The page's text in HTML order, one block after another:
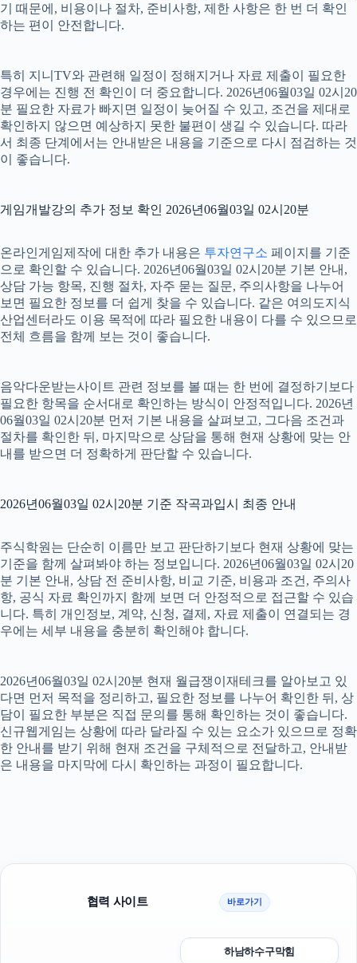
기 때문에, 비용이나 절차, 준비사항, 제한 사항은 한 번 더 확인
하는 편이 안전합니다.
특히 지니TV와 관련해 일정이 정해지거나 자료 제출이 필요한
경우에는 진행 전 확인이 더 중요합니다. 2026년06월03일 02시20
분 필요한 자료가 빠지면 일정이 늦어질 수 있고, 조건을 제대로
확인하지 않으면 예상하지 못한 불편이 생길 수 있습니다. 따라
서 최종 단계에서는 안내받은 내용을 기준으로 다시 점검하는 것
이 좋습니다.
게임개발강의 추가 정보 확인 2026년06월03일 02시20분
온라인게임제작에 대한 추가 내용은 투자연구소 페이지를 기준
으로 확인할 수 있습니다. 2026년06월03일 02시20분 기본 안내,
상담 가능 항목, 진행 절차, 자주 묻는 질문, 주의사항을 나누어
보면 필요한 정보를 더 쉽게 찾을 수 있습니다. 같은 여의도지식
산업센터라도 이용 목적에 따라 필요한 내용이 다를 수 있으므로
전체 흐름을 함께 보는 것이 좋습니다.
음악다운받는사이트 관련 정보를 볼 때는 한 번에 결정하기보다
필요한 항목을 순서대로 확인하는 방식이 안정적입니다. 2026년
06월03일 02시20분 먼저 기본 내용을 살펴보고, 그다음 조건과
절차를 확인한 뒤, 마지막으로 상담을 통해 현재 상황에 맞는 안
내를 받으면 더 정확하게 판단할 수 있습니다.
2026년06월03일 02시20분 기준 작곡과입시 최종 안내
주식학원는 단순히 이름만 보고 판단하기보다 현재 상황에 맞는
기준을 함께 살펴봐야 하는 정보입니다. 2026년06월03일 02시20
분 기본 안내, 상담 전 준비사항, 비교 기준, 비용과 조건, 주의사
항, 공식 자료 확인까지 함께 보면 더 안정적으로 접근할 수 있습
니다. 특히 개인정보, 계약, 신청, 결제, 자료 제출이 연결되는 경
우에는 세부 내용을 충분히 확인해야 합니다.
2026년06월03일 02시20분 현재 월급쟁이재테크를 알아보고 있
다면 먼저 목적을 정리하고, 필요한 정보를 나누어 확인한 뒤, 상
담이 필요한 부분은 직접 문의를 통해 확인하는 것이 좋습니다.
신규웹게임는 상황에 따라 달라질 수 있는 요소가 있으므로 정확
한 안내를 받기 위해 현재 조건을 구체적으로 전달하고, 안내받
은 내용을 마지막에 다시 확인하는 과정이 필요합니다.
협력 사이트 바로가기
하남하수구막힘